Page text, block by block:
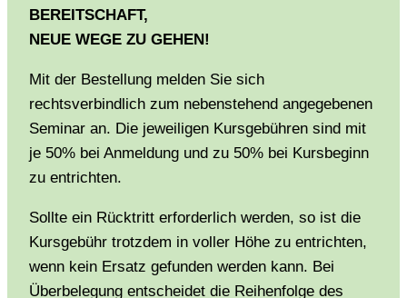
BEREITSCHAFT,
NEUE WEGE ZU GEHEN!
Mit der Bestellung melden Sie sich
rechtsverbindlich zum nebenstehend angegebenen
Seminar an. Die jeweiligen Kursgebühren sind mit
je 50% bei Anmeldung und zu 50% bei Kursbeginn
zu entrichten.
Sollte ein Rücktritt erforderlich werden, so ist die
Kursgebühr trotzdem in voller Höhe zu entrichten,
wenn kein Ersatz gefunden werden kann. Bei
Überbelegung entscheidet die Reihenfolge des